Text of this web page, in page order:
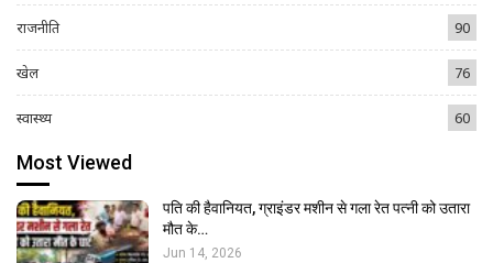
राजनीति 90
खेल 76
स्वास्थ्य 60
Most Viewed
पति की हैवानियत, ग्राइंडर मशीन से गला रेत पत्नी को उतारा
मौत के…
Jun 14, 2026